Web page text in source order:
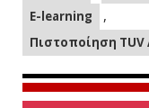
E-learning ,
Πιστοποίηση TUV